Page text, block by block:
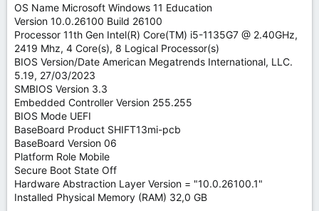
OS Name Microsoft Windows 11 Education
Version 10.0.26100 Build 26100
Processor 11th Gen Intel(R) Core(TM) i5-1135G7 @ 2.40GHz,
2419 Mhz, 4 Core(s), 8 Logical Processor(s)
BIOS Version/Date American Megatrends International, LLC.
5.19, 27/03/2023
SMBIOS Version 3.3
Embedded Controller Version 255.255
BIOS Mode UEFI
BaseBoard Product SHIFT13mi-pcb
BaseBoard Version 06
Platform Role Mobile
Secure Boot State Off
Hardware Abstraction Layer Version = "10.0.26100.1"
Installed Physical Memory (RAM) 32,0 GB